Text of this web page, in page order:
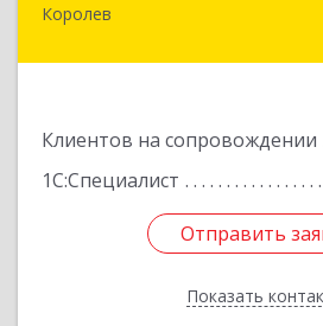
Королев
Клиентов на сопровождении
1С:Специалист
Отправить
Показать
Отправить
Назад